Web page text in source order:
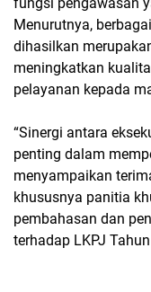
Menurutnya,
dihasilkan
meningkatkan
pelayanan kepada
“Sinergi antara
penting dalam
menyampaikan
khususnya panitia
pembahasan dan
terhadap LKPJ